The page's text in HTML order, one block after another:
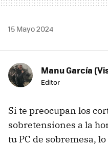
15 Mayo 2024
Manu García
Editor
Si te preocupan los
sobretensiones a la
tu PC de sobremesa,